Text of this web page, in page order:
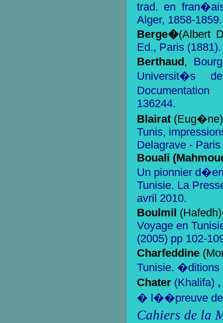
trad. en
Alger, 1858-
Berge�(Albert
Ed., Paris (1881).
Berthaud ,
Universit�s
136244.
Blairat (Eug�ne)
Tunis,
Delagrave - Paris
Bouali
Un pionnier
Tunisie. La
avril 2010.
Boulmil
Voyage en
(2005) pp 102-
Charfeddine
Tunisie. �ditions
Chater (Khalifa)
� l��preuve de
Cahiers de